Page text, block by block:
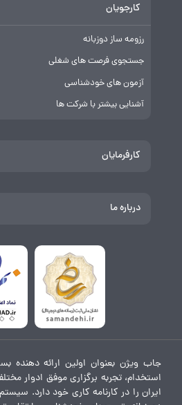
کارجویان
رزومه ساز دوزبانه
جستجوی فرصت های شغلی
آزمون های خودشناسی
آشنایی بیشتر با شرکت ها
کارفرمایان
درباره ما
جاب ویژن بعنوان اولین ارائه دهنده
استخدام، تجربه برگزاری موفق ادوار
ایران را در کارنامه کاری خود دارد.